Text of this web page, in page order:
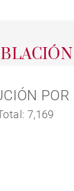
POR
7,169